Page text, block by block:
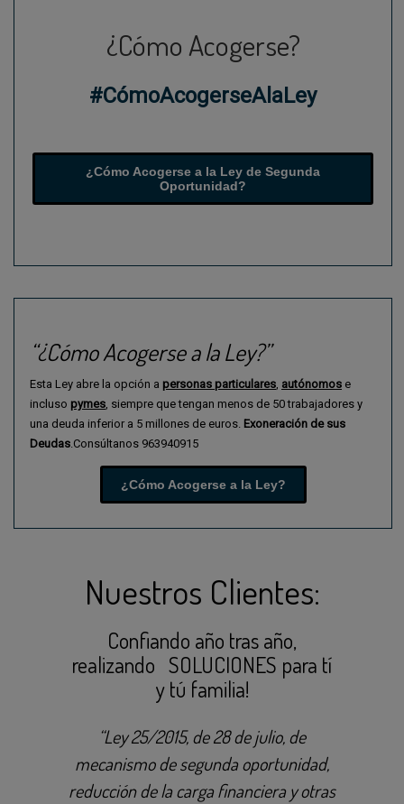
¿Cómo Acogerse?
#CómoAcogerseAlaLey
¿Cómo Acogerse a la Ley de Segunda
Oportunidad?
“¿Cómo Acogerse a la Ley?”
Esta Ley abre la opción a personas particulares autónomos e
incluso pymes siempre que tengan menos de 50 trabajadores y
una deuda inferior a 5 millones de euros. Exoneración de sus
Deudas .Consúltanos 963940915
¿Cómo Acogerse a la Ley?
Nuestros Clientes:
Confiando año tras año,
realizando SOLUCIONES para tí
y tú familia!
“Ley 25/2015, de 28 de julio, de
mecanismo de segunda oportunidad,
reducción de la carga financiera y otras